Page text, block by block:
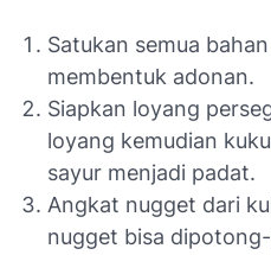
Satukan semua
membentuk adonan.
Siapkan loyang
loyang kemudian
sayur menjadi padat.
Angkat nugget dari
nugget bisa